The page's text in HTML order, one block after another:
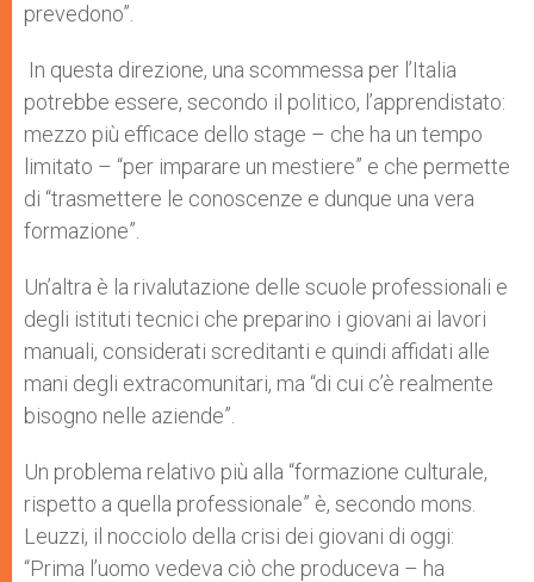
prevedono”.
In questa direzione, una scommessa per l’Italia
potrebbe essere, secondo il politico, l’apprendistato:
mezzo più efficace dello stage – che ha un tempo
limitato – “per imparare un mestiere” e che permette
di “trasmettere le conoscenze e dunque una vera
formazione”.
Un’altra è la rivalutazione delle scuole professionali e
degli istituti tecnici che preparino i giovani ai lavori
manuali, considerati screditanti e quindi affidati alle
mani degli extracomunitari, ma “di cui c’è realmente
bisogno nelle aziende”.
Un problema relativo più alla “formazione culturale,
rispetto a quella professionale” è, secondo mons.
Leuzzi, il nocciolo della crisi dei giovani di oggi:
“Prima l’uomo vedeva ciò che produceva – ha